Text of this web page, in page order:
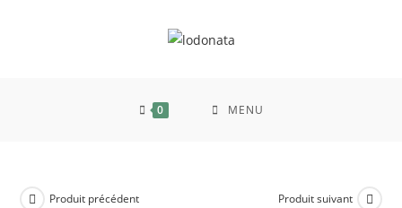
0 MENU
Produit précédent Produit suivant